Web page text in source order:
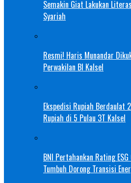
Semakin Giat Lakukan
Syariah
Resmi! Haris Munandar
Perwakilan BI Kalsel
Ekspedisi Rupiah Berdaulat
Rupiah di 5 Pulau 3T Kalsel
BNI Pertahankan Rating
Tumbuh Dorong Transisi